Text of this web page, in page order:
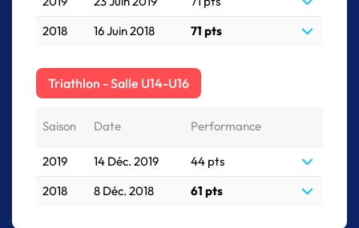
2018
16 Juin 2018 71 pts
Triathlon - Salle U14-U16
Saison Date Performance
2019 14 Déc. 2019
44 pts
2018
8 Déc. 2018 61 pts